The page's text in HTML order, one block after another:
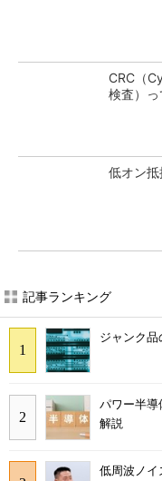
CRC（
検査）っ
低オン
記事ランキング
ジャンク品
パワー半導
解説
低周波ノ